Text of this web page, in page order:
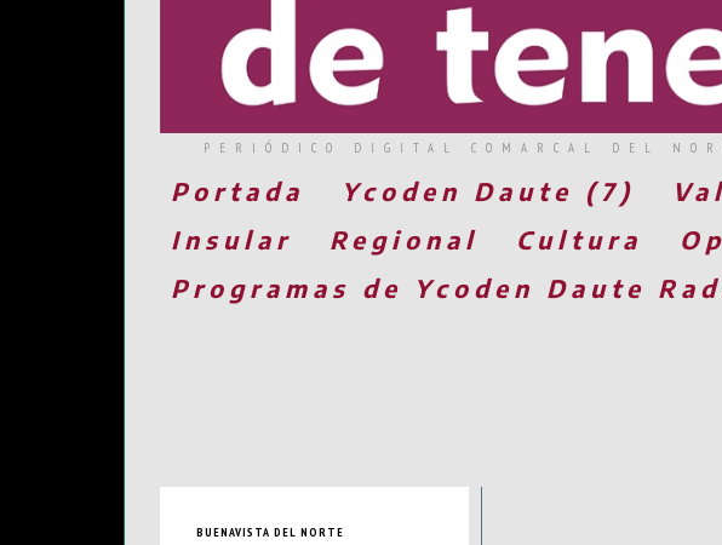
PERIÓDICO DIGITAL COMARCAL DEL
Portada Ycoden Daute (7)
Insular
Regional Cultura
Programas de Ycoden Daute
BUENAVISTA DEL NORTE